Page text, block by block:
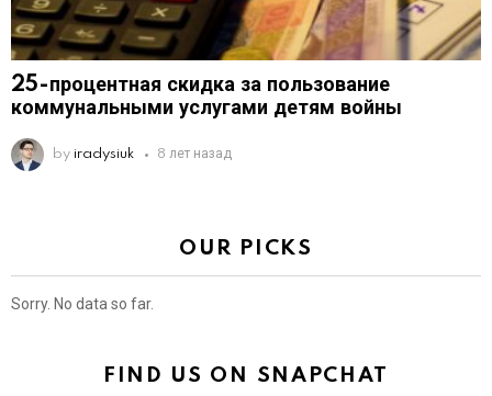
25-процентная скидка за пользование
коммунальными услугами детям войны
by iradysiuk 8 лет назад
OUR PICKS
Sorry. No data so far.
FIND US ON SNAPCHAT